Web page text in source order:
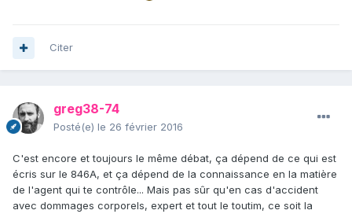
Citer
greg38-74
Posté(e) le 26 février 2016
C'est encore et toujours le même débat, ça dépend de ce qui est
écris sur le 846A, et ça dépend de la connaissance en la matière
de l'agent qui te contrôle... Mais pas sûr qu'en cas d'accident
avec dommages corporels, expert et tout le toutim, ce soit la